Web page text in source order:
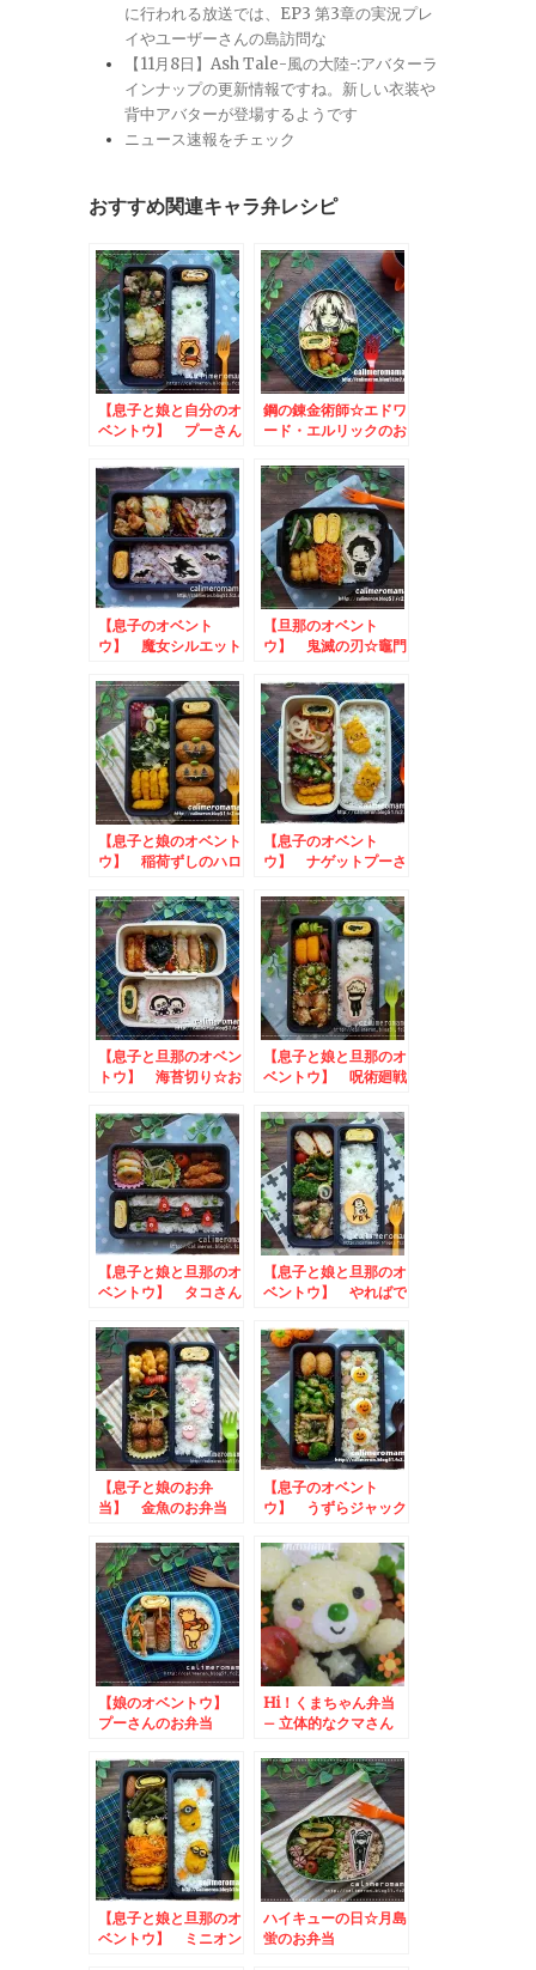
に行われる放送では、EP3 第3章の実況プレ
イやユーザーさんの島訪問な
【11月8日】Ash Tale-風の大陸-:アバターラ
インナップの更新情報ですね。新しい衣装や
背中アバターが登場するようです
ニュース速報をチェック
おすすめ関連キャラ弁レシピ
【息子と娘と自分のオ
ベントウ】 プーさん
鋼の錬金術師☆エドワ
ード・エルリックのお
【息子のオベント
ウ】 魔女シルエット
【旦那のオベント
ウ】 鬼滅の刃☆竈門
【息子と娘のオベント
ウ】 稲荷ずしのハロ
【息子のオベント
ウ】 ナゲットプーさ
【息子と旦那のオベン
トウ】 海苔切り☆お
ャッコのお弁当
【息子と娘と旦那のオ
ベントウ】 呪術廻戦
【息子と娘と旦那のオ
ベントウ】 タコさん
【息子と娘と旦那のオ
ベントウ】 やればで
【息子と娘のお弁
当】 金魚のお弁当
フォトコンテスト当選
【息子のオベント
ウ】 うずらジャック
【娘のオベントウ】
プーさんのお弁当
Hi！くまちゃん弁当
– 立体的なクマさん
【息子と娘と旦那のオ
ベントウ】 ミニオン
ハイキューの日☆月島
蛍のお弁当